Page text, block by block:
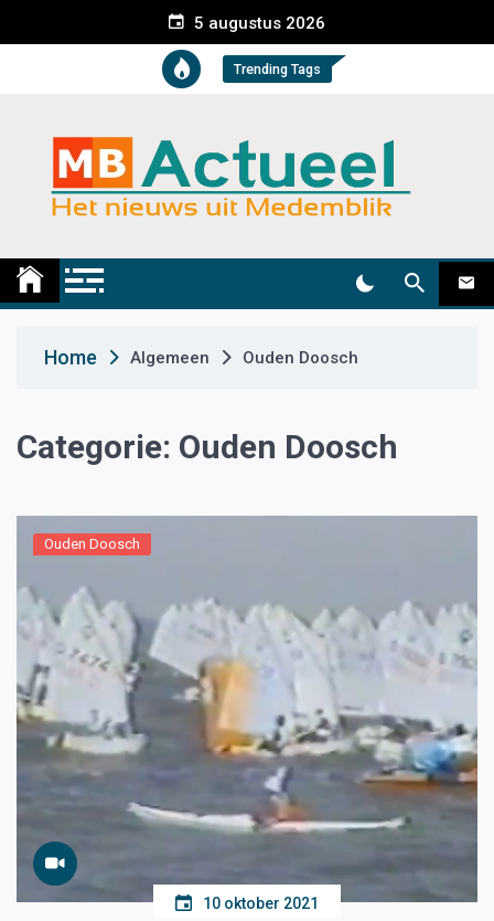
e
t
5 augustus 2026
Trending Tags
Medemblik Actueel
Home Algemeen Ouden Doosch
Categorie: Ouden Doosch
Ouden Doosch
10 oktober 2021